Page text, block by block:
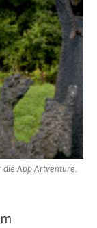
die App Artventure.